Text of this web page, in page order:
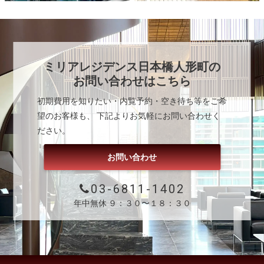
ミリアレジデンス日本橋人形町の
お問い合わせはこちら
初期費用を知りたい・内覧予約・空き待ち等をご希
望のお客様も、 下記よりお気軽にお問い合わせく
ださい。
お問い合わせ
03-6811-1402
年中無休 ９：３０〜１８：３０